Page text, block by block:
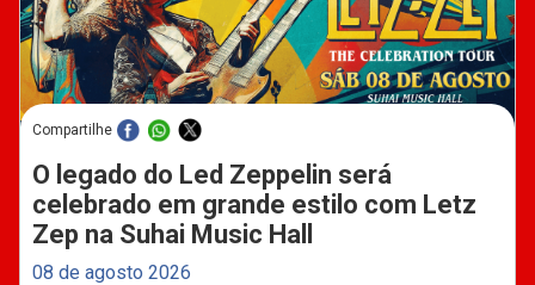
Compartilhe
O legado do Led Zeppelin será
celebrado em grande estilo com Letz
Zep na Suhai Music Hall
08 de agosto 2026